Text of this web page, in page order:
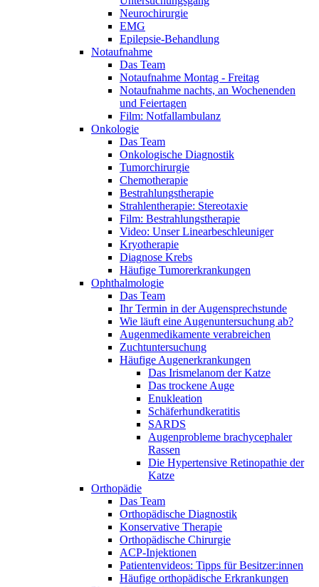
Neurochirurgie
EMG
Epilepsie-Behandlung
Notaufnahme
Das Team
Notaufnahme Montag - Freitag
Notaufnahme nachts, an Wochenenden
und Feiertagen
Film: Notfallambulanz
Onkologie
Das Team
Onkologische Diagnostik
Tumorchirurgie
Chemotherapie
Bestrahlungstherapie
Strahlentherapie: Stereotaxie
Film: Bestrahlungstherapie
Video: Unser Linearbeschleuniger
Kryotherapie
Diagnose Krebs
Häufige Tumorerkrankungen
Ophthalmologie
Das Team
Ihr Termin in der Augensprechstunde
Wie läuft eine Augenuntersuchung ab?
Augenmedikamente verabreichen
Zuchtuntersuchung
Häufige Augenerkrankungen
Das Irismelanom der Katze
Das trockene Auge
Enukleation
Schäferhundkeratitis
SARDS
Augenprobleme brachycephaler
Rassen
Die Hypertensive Retinopathie der
Katze
Orthopädie
Das Team
Orthopädische Diagnostik
Konservative Therapie
Orthopädische Chirurgie
ACP-Injektionen
Patientenvideos: Tipps für Besitzer:innen
Häufige orthopädische Erkrankungen